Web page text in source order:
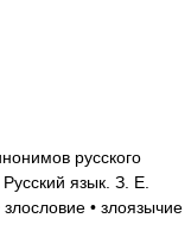
русского
язык. З. Е.
• злоязычие